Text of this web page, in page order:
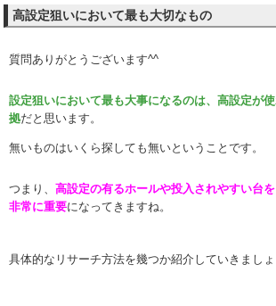
高設定狙いにおいて最も大切なもの
質問ありがとうございます^^
設定狙いにおいて最も大事になるのは、高設定が
拠だと思います。
無いものはいくら探しても無いということです。
つまり、 高設定の有るホールや投入されやすい台
非常に重要になってきますね。
具体的なリサーチ方法を幾つか紹介していきましょ